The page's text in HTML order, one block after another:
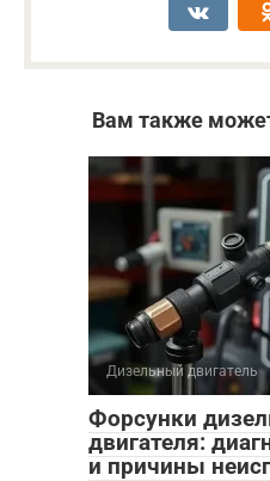
Вам также
Дизельный двигатель
Форсунки
двигателя:
и причины